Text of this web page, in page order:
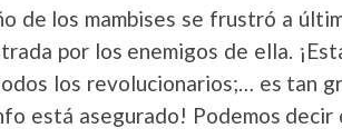
de los mambises se frustró a
por los enemigos de ella.
los revolucionarios;… es tan
está asegurado! Podemos decir